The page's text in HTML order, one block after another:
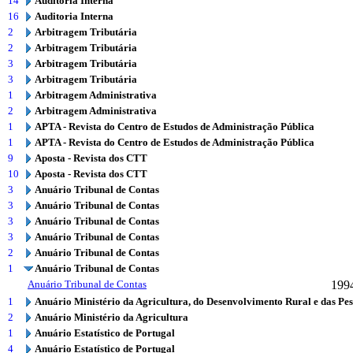
16
Auditoria Interna
2
Arbitragem Tributária
2
Arbitragem Tributária
3
Arbitragem Tributária
3
Arbitragem Tributária
1
Arbitragem Administrativa
2
Arbitragem Administrativa
1
APTA - Revista do Centro de Estudos de Administração Pública
1
APTA - Revista do Centro de Estudos de Administração Pública
9
Aposta - Revista dos CTT
10
Aposta - Revista dos CTT
3
Anuário Tribunal de Contas
3
Anuário Tribunal de Contas
3
Anuário Tribunal de Contas
3
Anuário Tribunal de Contas
2
Anuário Tribunal de Contas
1
Anuário Tribunal de Contas
Anuário Tribunal de Contas
1
Anuário Ministério da Agricultura, do Desenvolvimento Rural e das
2
Anuário Ministério da Agricultura
1
Anuário Estatístico de Portugal
4
Anuário Estatístico de Portugal